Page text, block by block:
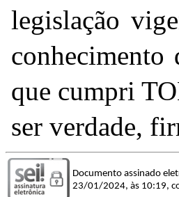
legislação
conhecimento
que cumpri
ser verdade,
Documento assinado
23/01/2024, às 10:19,